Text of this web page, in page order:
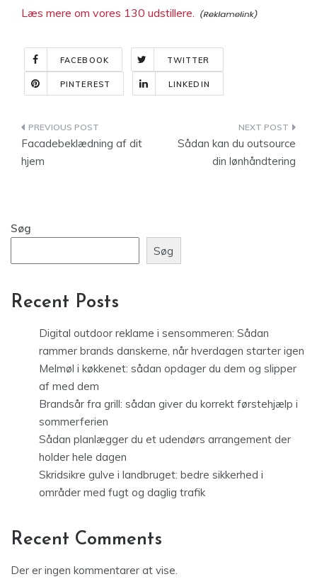
Læs mere om vores 130 udstillere.
FACEBOOK TWITTER
PINTEREST LINKEDIN
Indlægsnavigation
Facadebeklædning af dit
hjem
Sådan kan du outsource
din lønhåndtering
Søg
Søg
Recent Posts
Digital outdoor reklame i sensommeren: Sådan
rammer brands danskerne, når hverdagen starter igen
Melmøl i køkkenet: sådan opdager du dem og slipper
af med dem
Brandsår fra grill: sådan giver du korrekt førstehjælp i
sommerferien
Sådan planlægger du et udendørs arrangement der
holder hele dagen
Skridsikre gulve i landbruget: bedre sikkerhed i
områder med fugt og daglig trafik
Recent Comments
Der er ingen kommentarer at vise.